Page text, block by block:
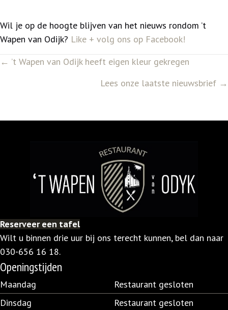
Wil je op de hoogte blijven van het nieuws rondom ’t
Wapen van Odijk? Like + volg ons op Facebook!
Posts
← ’t Wapen van Odijk heeft eigen kleur gekregen
Lees onze laatste nieuwsbrief →
Reserveer een tafel
Wilt u binnen drie uur bij ons terecht kunnen, bel dan naar
030-656 16 18.
Openingstijden
Maandag
Restaurant gesloten
Dinsdag
Restaurant gesloten